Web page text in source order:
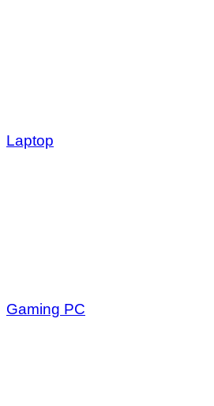
Laptop
Gaming PC